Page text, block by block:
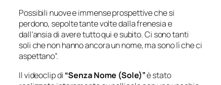
Possibili nuove e immense prospettive che si
perdono, sepolte tante volte dalla frenesia e
dall’ansia di avere tutto qui e subito. Ci sono tanti
soli che non hanno ancora un nome, ma sono lì che ci
aspettano”.
Il videoclip di“Senza Nome (Sole)”è stato